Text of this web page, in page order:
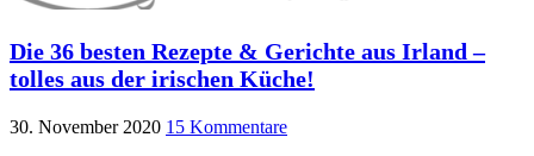
Die 36 besten Rezepte & Gerichte aus Irland –
tolles aus der irischen Küche!
30. November 2020 15 Kommentare